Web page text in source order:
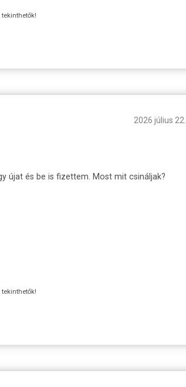
2026 július 22.
újat és be is fizettem. Most mit csináljak?